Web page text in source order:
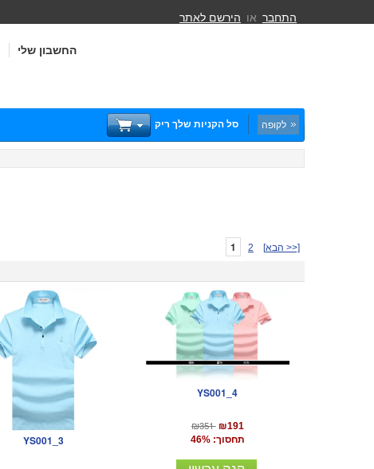
החשבון שלי
התחבר או הירשם לאתר
סל הקניות שלך ריק לקופה
1 2 [הבא >>]
YS001_3
YS001_4
₪351 ₪191
תחסוך: 46%